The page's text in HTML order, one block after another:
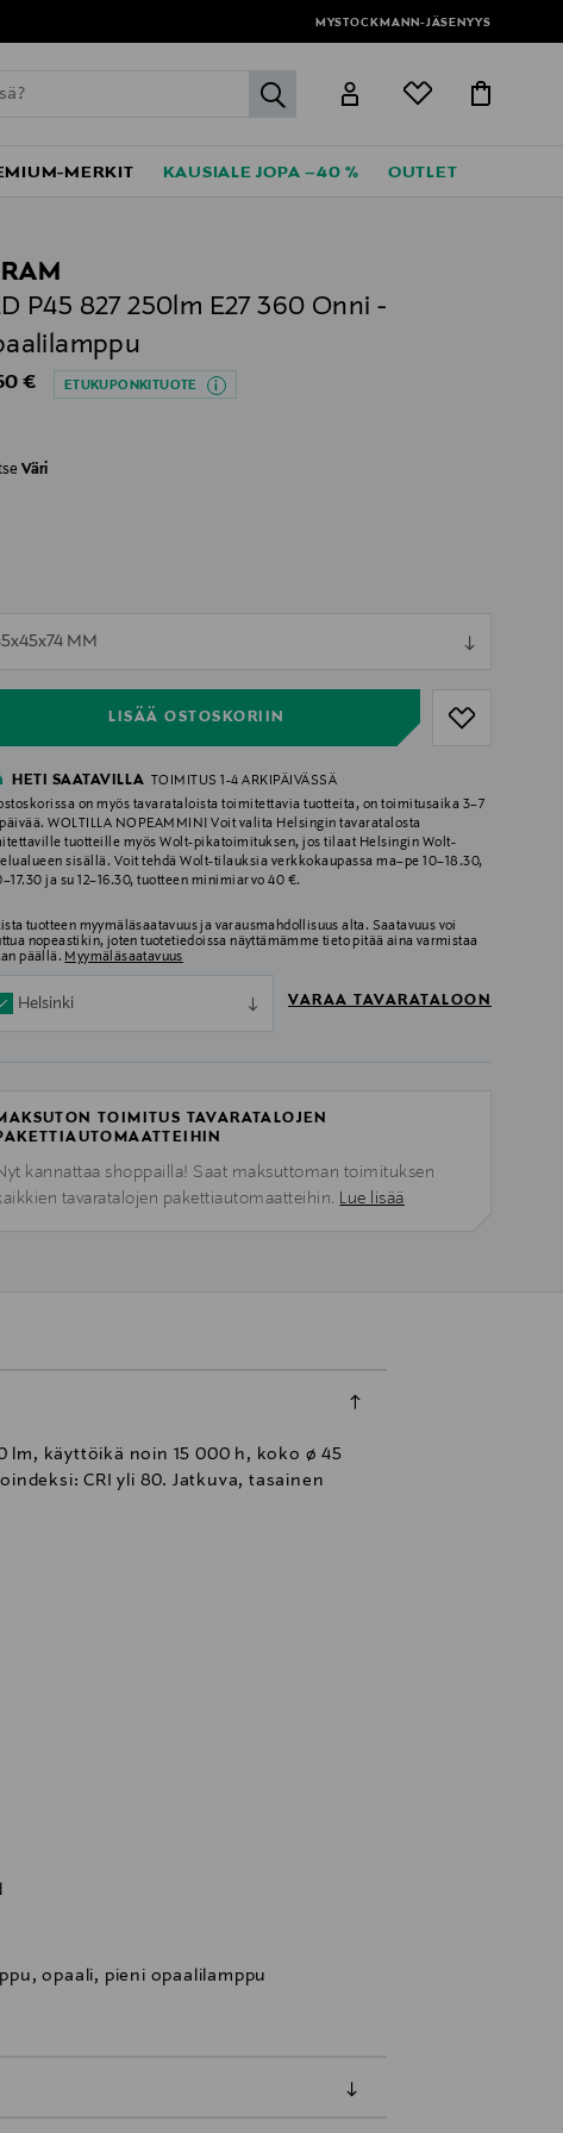
MYSTOCKMANN-JÄSENYYS
label.header.go
MERKIT KAUSIALE JOPA –40 % OUTLET
P45 827 250lm E27 360 Onni -
Price
€ ETUKUPONKITUOTE
Väri
MM
LISÄÄ OSTOSKORIIN
null
HETI SAATAVILLA
TOIMITUS 1-4 ARKIPÄIVÄSSÄ
on myös tavarataloista toimitettavia tuotteita, on toimitusaika 3–7
WOLTILLA NOPEAMMIN! Voit valita Helsingin tavaratalosta
tuotteille myös Wolt-pikatoimituksen, jos tilaat Helsingin Wolt-
sisällä. Voit tehdä Wolt-tilauksia verkkokaupassa ma–pe 10–18.30,
ja su 12–16.30, tuotteen minimiarvo 40 €.
tuotteen myymäläsaatavuus ja varausmahdollisuus alta. Saatavuus voi
nopeastikin, joten tuotetiedoissa näyttämämme tieto pitää aina varmistaa
päällä. Myymäläsaatavuus
Helsinki VARAA TAVARATALOON
TOIMITUS TAVARATALOJEN
kannattaa shoppailla! Saat maksuttoman toimituksen
tavaratalojen pakettiautomaatteihin. Lue lisää
lm, käyttöikä noin 15 000 h, koko ø 45
CRI yli 80. Jatkuva, tasainen
opaali, pieni opaalilamppu